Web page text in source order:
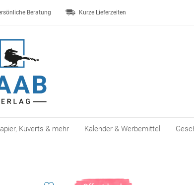
Beratung Kurze Lieferzeiten
Kuverts & mehr Kalender & Werbemittel